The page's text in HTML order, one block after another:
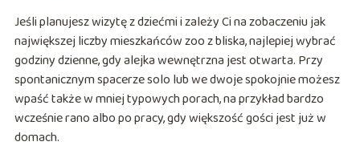
Jeśli planujesz wizytę z dziećmi i zależy Ci na zobaczeniu jak
największej liczby mieszkańców zoo z bliska, najlepiej wybrać
godziny dzienne, gdy alejka wewnętrzna jest otwarta. Przy
spontanicznym spacerze solo lub we dwoje spokojnie możesz
wpaść także w mniej typowych porach, na przykład bardzo
wcześnie rano albo po pracy, gdy większość gości jest już w
domach.